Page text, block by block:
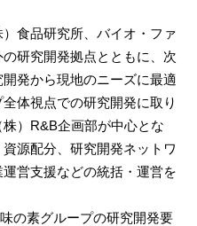
食品研究所、バイオ・ファ
研究開発拠点とともに、次
発から現地のニーズに最適
体視点での研究開発に取り
）R&B企画部が中心とな
源配分、研究開発ネットワ
営支援などの統括・運営を
の素グループの研究開発要